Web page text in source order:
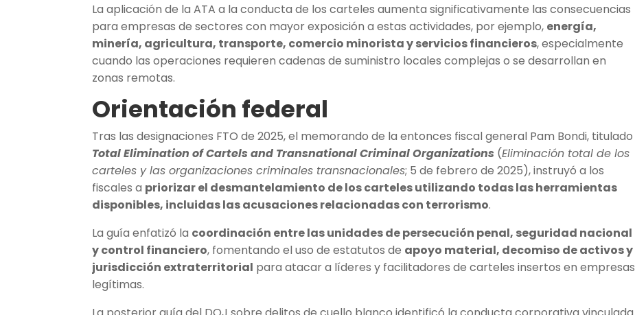
La aplicación de la ATA a la conducta de los carteles aumenta significativamente las consecuencias
para empresas de sectores con mayor exposición a estas actividades, por ejemplo, energía,
minería, agricultura, transporte, comercio minorista y servicios financieros, especialmente
cuando las operaciones requieren cadenas de suministro locales complejas o se desarrollan en
zonas remotas.
Orientación federal
Tras las designaciones FTO de 2025, el memorando de la entonces fiscal general Pam Bondi, titulado
Total Elimination of Cartels and Transnational Criminal Organizations (Eliminación total de los
carteles y las organizaciones criminales transnacionales; 5 de febrero de 2025), instruyó a los
fiscales a priorizar el desmantelamiento de los carteles utilizando todas las herramientas
disponibles, incluidas las acusaciones relacionadas con terrorismo.
La guía enfatizó la coordinación entre las unidades de persecución penal, seguridad nacional
y control financiero, fomentando el uso de estatutos de apoyo material, decomiso de activos y
jurisdicción extraterritorial para atacar a líderes y facilitadores de carteles insertos en empresas
legítimas.